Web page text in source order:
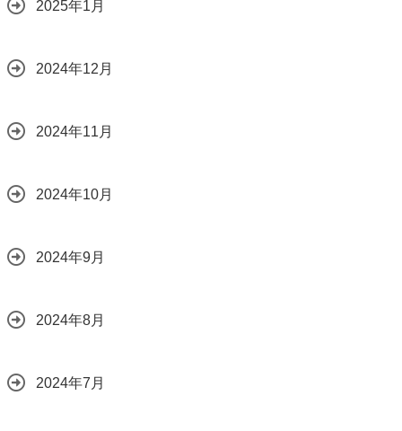
2025年1月
2024年12月
2024年11月
2024年10月
2024年9月
2024年8月
2024年7月